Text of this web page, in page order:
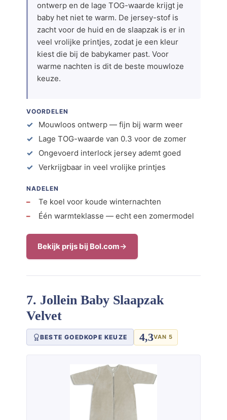
ontwerp en de lage TOG-waarde krijgt je
baby het niet te warm. De jersey-stof is
zacht voor de huid en de slaapzak is er in
veel vrolijke printjes, zodat je een kleur
kiest die bij de babykamer past. Voor
warme nachten is dit de beste mouwloze
keuze.
VOORDELEN
Mouwloos ontwerp — fijn bij warm weer
Lage TOG-waarde van 0.3 voor de zomer
Ongevoerd interlock jersey ademt goed
Verkrijgbaar in veel vrolijke printjes
NADELEN
Te koel voor koude winternachten
Één warmteklasse — echt een zomermodel
Bekijk prijs bij Bol.com
7. Jollein Baby Slaapzak
Velvet
BESTE GOEDKOPE KEUZE 4,3VAN 5